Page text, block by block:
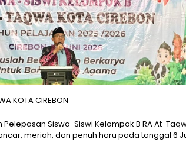
KOTA CIREBON
Siswa-Siswi Kelompok B RA At-
meriah, dan penuh haru pada tanggal 6